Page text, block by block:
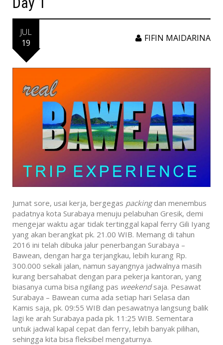
JUL
19
FIFIN MAIDARINA
Jumat sore, usai kerja, bergegas packingdan menembus
padatnya kota Surabaya menuju pelabuhan Gresik, demi
mengejar waktu agar tidak tertinggal kapal ferry Gili Iyang
yang akan berangkat pk. 21.00 WIB. Memang di tahun
2016 ini telah dibuka jalur penerbangan Surabaya –
Bawean, dengan harga terjangkau, lebih kurang Rp.
300.000 sekali jalan, namun sayangnya jadwalnya masih
kurang bersahabat dengan para pekerja kantoran, yang
biasanya cuma bisa ngilang pas weekendsaja. Pesawat
Surabaya – Bawean cuma ada setiap hari Selasa dan
Kamis saja, pk. 09:55 WIB dan pesawatnya langsung balik
lagi ke arah Surabaya pada pk. 11:25 WIB. Sementara
untuk jadwal kapal cepat dan ferry, lebih banyak pilihan,
sehingga kita bisa fleksibel mengaturnya.